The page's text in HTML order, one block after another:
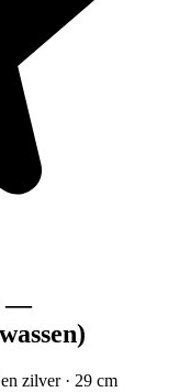
—
zilver · 29 cm